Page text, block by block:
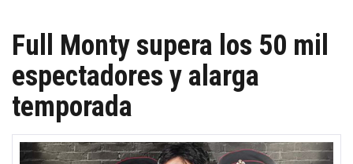
Full Monty supera los 50 mil
espectadores y alarga
temporada